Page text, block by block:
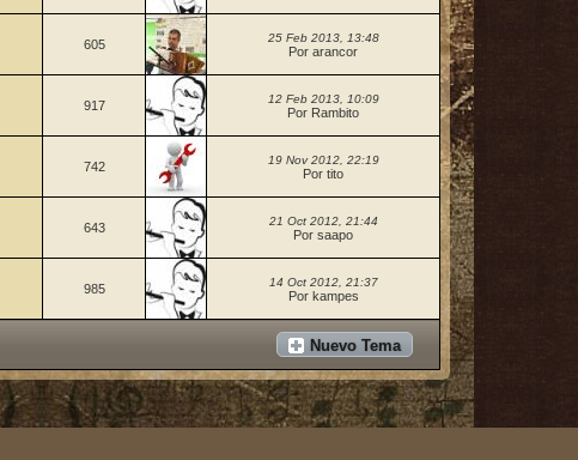
605 25 Feb 2013, 13:48
Por arancor
917 12 Feb 2013, 10:09
Por Rambito
742 19 Nov 2012, 22:19
Por tito
643 21 Oct 2012, 21:44
Por saapo
985 14 Oct 2012, 21:37
Por kampes
Nuevo Tema